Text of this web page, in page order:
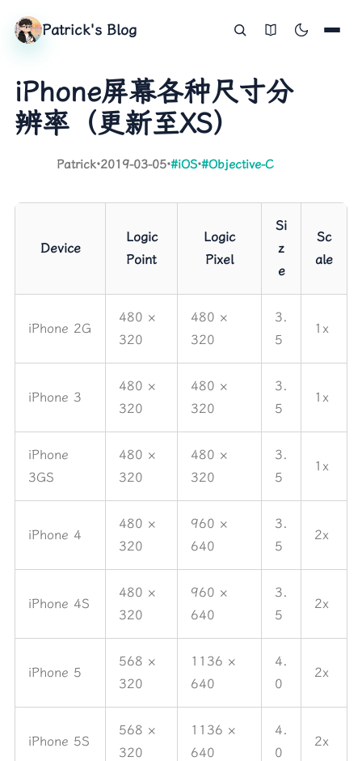
Patrick's Blog
iPhone屏幕各种尺寸分
辨率（更新至XS）
Patrick·2019-03-05·#iOS·#Objective-C
Device
Logic
Point
Logic
Pixel
Si
z
e
Sc
ale
iPhone 2G
480 ×
320
480 ×
320
3.
5
1x
iPhone 3
480 ×
320
480 ×
320
3.
5
1x
iPhone
3GS
480 ×
320
480 ×
320
3.
5
1x
iPhone 4
480 ×
320
960 ×
640
3.
5
2x
iPhone 4S
480 ×
320
960 ×
640
3.
5
2x
iPhone 5
568 ×
320
1136 ×
640
4.
0
2x
iPhone 5S
568 ×
320
1136 ×
640
4.
0
2x